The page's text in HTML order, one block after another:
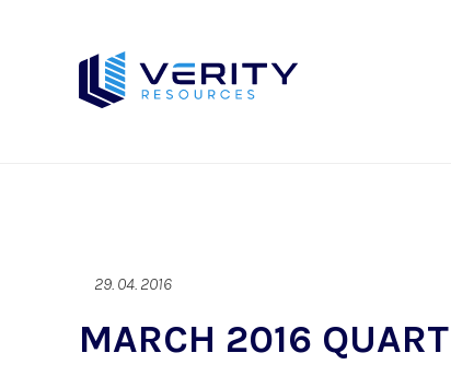
29. 04. 2016
MARCH 2016